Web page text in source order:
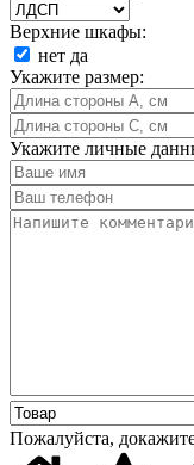
Верхние шкафы:
нет да
Укажите размер:
Укажите личные
Пожалуйста,